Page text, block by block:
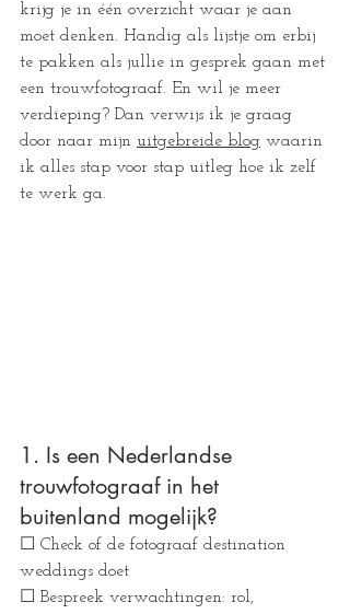
krijg je in één overzicht waar je aan
moet denken. Handig als lijstje om erbij
te pakken als jullie in gesprek gaan met
een trouwfotograaf. En wil je meer
verdieping? Dan verwijs ik je graag
door naar mijn uitgebreide blog waarin
ik alles stap voor stap uitleg hoe ik zelf
te werk ga.
1. Is een Nederlandse
trouwfotograaf in het
buitenland mogelijk?
☐ Check of de fotograaf destination
weddings doet
☐ Bespreek verwachtingen: rol,